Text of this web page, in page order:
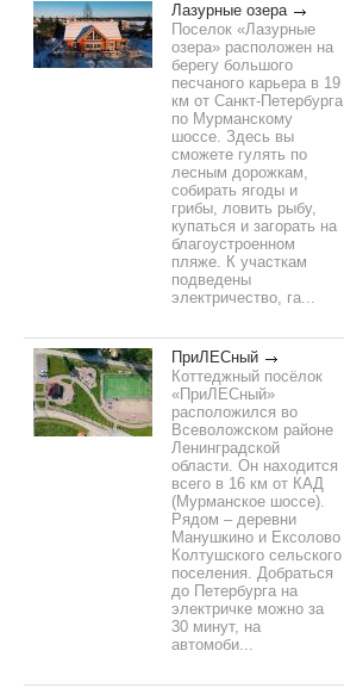
Лазурные озера
Поселок «Лазурные
озера» расположен на
берегу большого
песчаного карьера в 19
км от Санкт-Петербурга
по Мурманскому
шоссе. Здесь вы
сможете гулять по
лесным дорожкам,
собирать ягоды и
грибы, ловить рыбу,
купаться и загорать на
благоустроенном
пляже. К участкам
подведены
электричество, га...
ПриЛЕСный
Коттеджный посёлок
«ПриЛЕСный»
расположился во
Всеволожском районе
Ленинградской
области. Он находится
всего в 16 км от КАД
(Мурманское шоссе).
Рядом – деревни
Манушкино и Ексолово
Колтушского сельского
поселения. Добраться
до Петербурга на
электричке можно за
30 минут, на
автомоби...